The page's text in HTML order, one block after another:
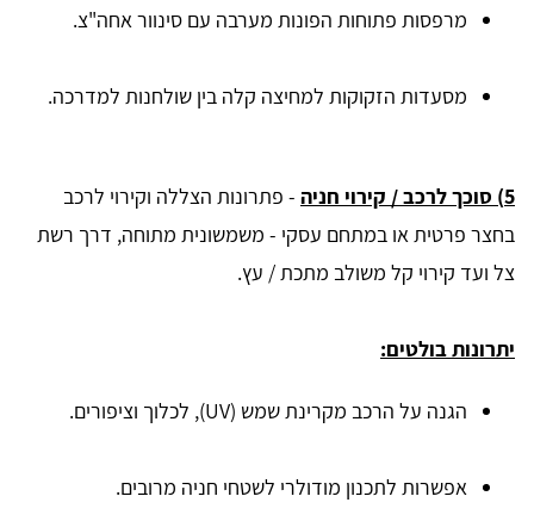
מרפסות פתוחות הפונות מערבה עם סינוור אחה"צ.
מסעדות הזקוקות למחיצה קלה בין שולחנות למדרכה.
5) סוכך לרכב / קירוי חניה - פתרונות הצללה וקירוי לרכב
בחצר פרטית או במתחם עסקי - משמשונית מתוחה, דרך רשת
צל ועד קירוי קל משולב מתכת / עץ.
יתרונות בולטים:
הגנה על הרכב מקרינת שמש (UV), לכלוך וציפורים.
אפשרות לתכנון מודולרי לשטחי חניה מרובים.